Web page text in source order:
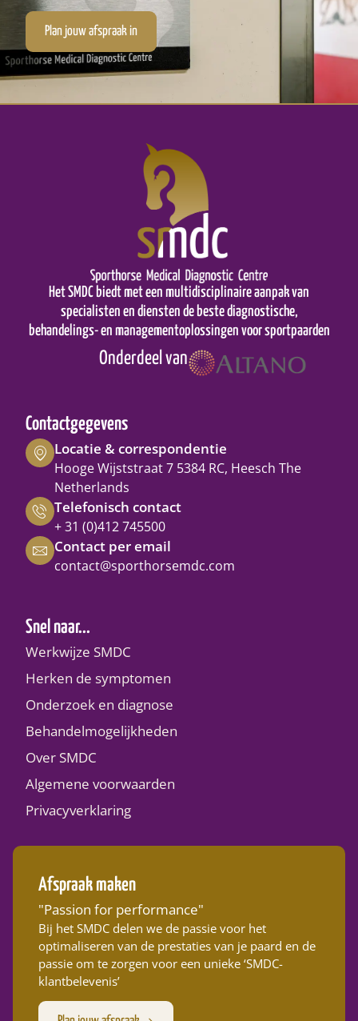
Plan jouw afspraak in
Het SMDC biedt met een multidisciplinaire aanpak van
specialisten en diensten de beste diagnostische,
behandelings- en managementoplossingen voor sportpaarden
Onderdeel van
Contactgegevens
Locatie & correspondentie
Hooge Wijststraat 7 5384 RC, Heesch The
Netherlands
Telefonisch contact
+ 31 (0)412 745500
Contact per email
contact@sporthorsemdc.com
Snel naar...
Werkwijze SMDC
Herken de symptomen
Onderzoek en diagnose
Behandelmogelijkheden
Over SMDC
Algemene voorwaarden
Privacyverklaring
Afspraak maken
"Passion for performance"
Bij het SMDC delen we de passie voor het
optimaliseren van de prestaties van je paard en de
passie om te zorgen voor een unieke ‘SMDC-
klantbelevenis’